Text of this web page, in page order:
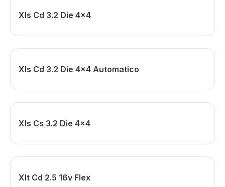
Xls Cd 3.2 Die 4x4
Xls Cd 3.2 Die 4x4 Automatico
Xls Cs 3.2 Die 4x4
Xlt Cd 2.5 16v Flex